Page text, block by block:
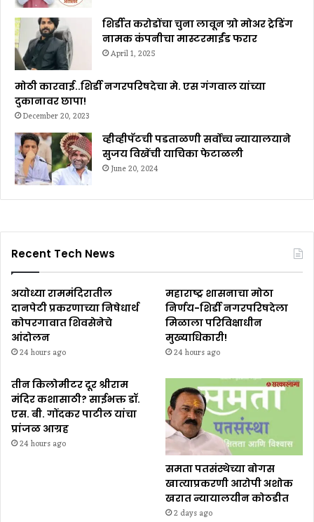
शिर्डीत करोडोंचा चुना लावून ग्रो मोअर ट्रेडिंग
नामक कंपनीचा मास्टरमाईंड फरार
April 1, 2025
मोठी कारवाई..शिर्डी नगरपरिषदेचा मे. एस गंगवाल यांच्या
दुकानावर छापा!
December 20, 2023
व्हीव्हीपॅटची पडताळणी सर्वोच्च न्यायालयाने
सुजय विखेंची याचिका फेटाळली
June 20, 2024
Recent Tech News
अयोध्या राममंदिरातील
दानपेटी प्रकरणाच्या निषेधार्थ
कोपरगावात शिवसेनेचे
आंदोलन
24 hours ago
महाराष्ट्र शासनाचा मोठा
निर्णय-शिर्डी नगरपरिषदेला
मिळाला परिविक्षाधीन
मुख्याधिकारी!
24 hours ago
तीन किलोमीटर दूर श्रीराम
मंदिर कशासाठी? साईभक्त डॉ.
एस. बी. गोंदकर पाटील यांचा
प्रांजळ आग्रह
24 hours ago
समता पतसंस्थेच्या बोगस
खात्याप्रकरणी आरोपी अशोक
खरात न्यायालयीन कोठडीत
2 days ago